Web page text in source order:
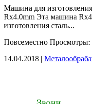
Машина для
Rx4.0mm Эта машина
изготовления сталь...
Повсеместно Просмотры:
14.04.2018 |